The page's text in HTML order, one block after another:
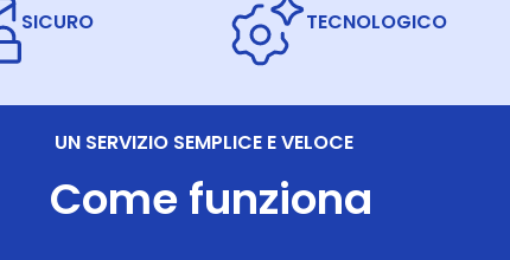
SICURO TECNOLOGICO
UN SERVIZIO SEMPLICE E VELOCE
Come funziona